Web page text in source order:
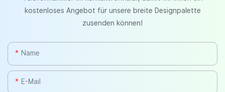
kostenloses Angebot für unsere breite Designpalette
zusenden können!
Name
E-Mail